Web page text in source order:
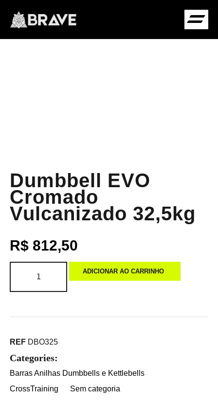
Dumbbell EVO
Cromado
Vulcanizado 32,5kg
R$ 812,50
ADICIONAR AO CARRINHO
REF DBO325
Categories:
Barras Anilhas Dumbbells e Kettlebells
CrossTraining
Sem categoria